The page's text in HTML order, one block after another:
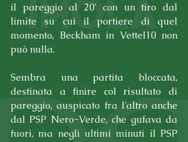
il pareggio al 20' con un tiro dal
limite su cui il portiere di quel
momento, Beckham in Vettel10 non
può nulla.
Sembra una partita bloccata,
destinata a finire col risultato di
pareggio, auspicato fra l'altro anche
dal PSP Nero-Verde, che gufava da
fuori, ma negli ultimi minuti il PSP